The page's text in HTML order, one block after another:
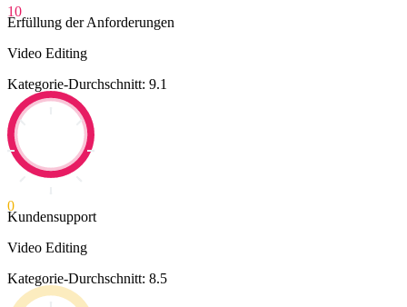
10
Erfüllung der Anforderungen
Video Editing
Kategorie-Durchschnitt: 9.1
0
Kundensupport
Video Editing
Kategorie-Durchschnitt: 8.5